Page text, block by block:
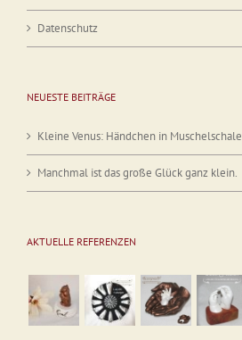
Datenschutz
NEUESTE BEITRÄGE
Kleine Venus: Händchen in Muschelschale
Manchmal ist das große Glück ganz klein.
AKTUELLE REFERENZEN